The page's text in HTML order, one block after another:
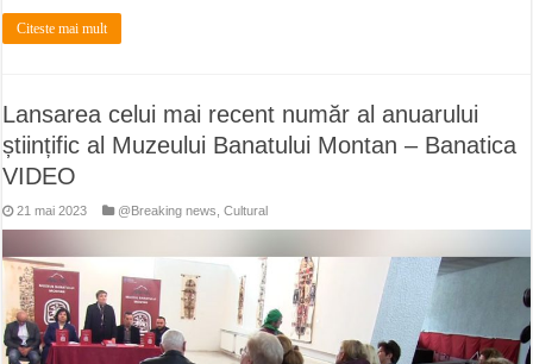
Citeste mai mult
Lansarea celui mai recent număr al anuarului
științific al Muzeului Banatului Montan – Banatica
VIDEO
21 mai 2023 @Breaking news ,Cultural